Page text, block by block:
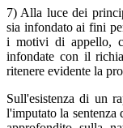
7) Alla luce dei
sia infondato ai fini
i motivi di appello,
infondate con il
ritenere evidente la
Sull'esistenza di un
l'imputato la